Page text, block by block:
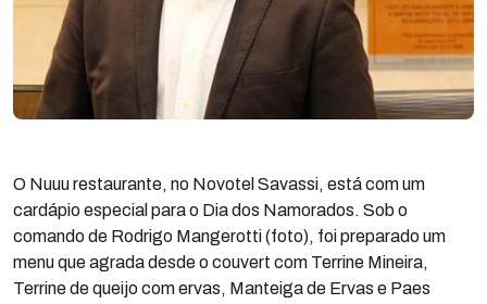
O Nuuu restaurante, no Novotel Savassi, está com um
cardápio especial para o Dia dos Namorados. Sob o
comando de Rodrigo Mangerotti (foto), foi preparado um
menu que agrada desde o couvert com Terrine Mineira,
Terrine de queijo com ervas, Manteiga de Ervas e Paes